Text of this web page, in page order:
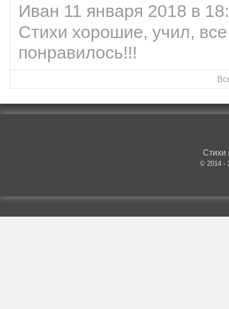
Иван 11 января 2018 в
Стихи хорошие, учил,
понравилось!!!
Стихи
© 2014 -